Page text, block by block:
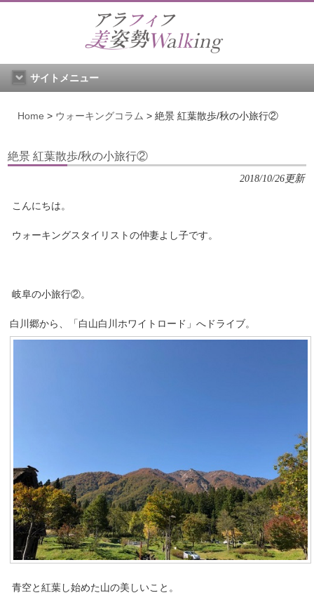
サイトメニュー
Home > ウォーキングコラム > 絶景 紅葉散歩/秋の小旅行②
絶景 紅葉散歩/秋の小旅行②
2018/10/26更新
こんにちは。
ウォーキングスタイリストの仲妻よし子です。
岐阜の小旅行②。
白川郷から、「白山白川ホワイトロード」へドライブ。
青空と紅葉し始めた山の美しいこと。